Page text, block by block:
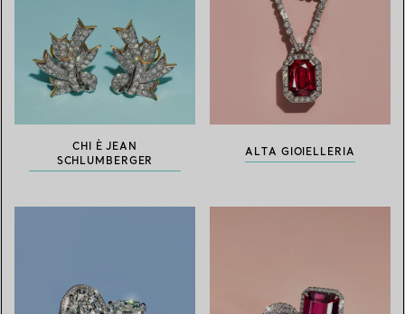
CHI È JEAN
SCHLUMBERGER
ALTA GIOIELLERIA